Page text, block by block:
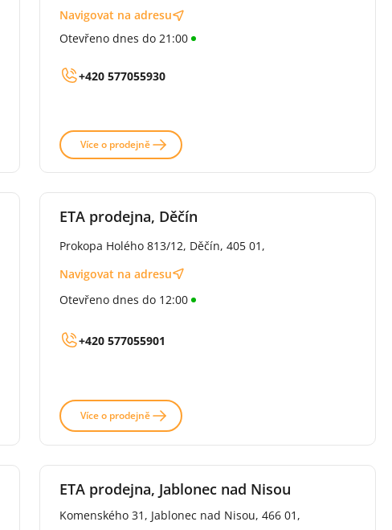
Navigovat na adresu
Otevřeno dnes do 21:00
+420 577055930
Více o prodejně
ETA prodejna, Děčín
Prokopa Holého 813/12, Děčín, 405 01,
Navigovat na adresu
Otevřeno dnes do 12:00
+420 577055901
Více o prodejně
ETA prodejna, Jablonec nad Nisou
Komenského 31, Jablonec nad Nisou, 466 01,